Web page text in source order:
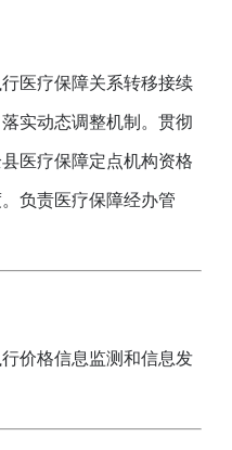
医疗保障关系转移接续
实动态调整机制。贯彻
医疗保障定点机构资格
负责医疗保障经办管
价格信息监测和信息发